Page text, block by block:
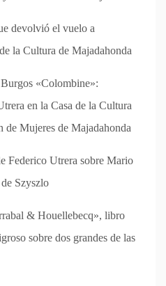
devolvió el vuelo a
la Cultura de Majadahonda
«Colombine»:
en la Casa de la Cultura
Mujeres de Majadahonda
Federico Utrera sobre Mario
Szyszlo
& Houellebecq», libro
sobre dos grandes de las